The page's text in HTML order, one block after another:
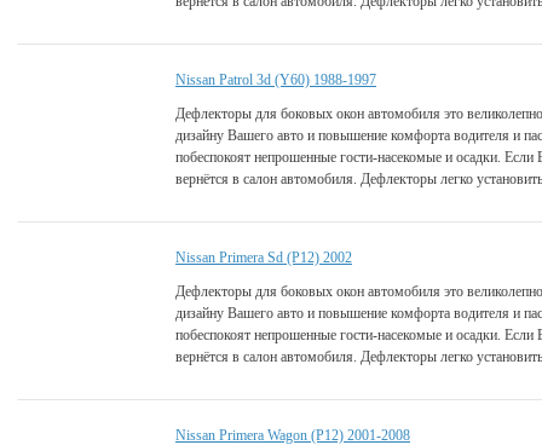
Nissan Patrol 3d (Y60) 1988-1997
Дефлекторы для боковых окон автомобиля это
дизайну Вашего авто и повышение комфорта водителя и
побеспокоят непрошенные гости-насекомые и осадки.
вернётся в салон автомобиля. Дефлекторы легко
Nissan Primera Sd (P12) 2002
Дефлекторы для боковых окон автомобиля это
дизайну Вашего авто и повышение комфорта водителя и
побеспокоят непрошенные гости-насекомые и осадки.
вернётся в салон автомобиля. Дефлекторы легко
Nissan Primera Wagon (P12) 2001-2008